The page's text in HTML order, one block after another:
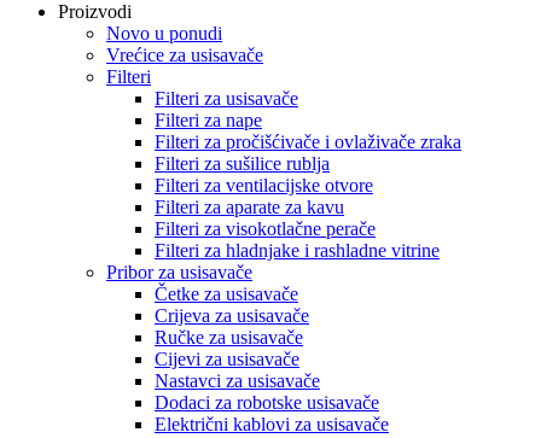
Proizvodi
Novo u ponudi
Vrećice za usisavače
Filteri
Filteri za usisavače
Filteri za nape
Filteri za pročišćivače i ovlaživače zraka
Filteri za sušilice rublja
Filteri za ventilacijske otvore
Filteri za aparate za kavu
Filteri za visokotlačne perače
Filteri za hladnjake i rashladne vitrine
Pribor za usisavače
Četke za usisavače
Crijeva za usisavače
Ručke za usisavače
Cijevi za usisavače
Nastavci za usisavače
Dodaci za robotske usisavače
Električni kablovi za usisavače